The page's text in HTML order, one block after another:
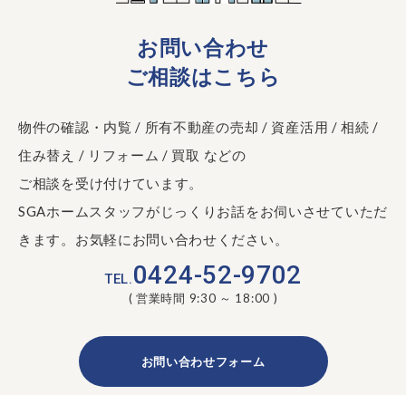
お問い合わせ
ご相談はこちら
物件の確認・内覧 / 所有不動産の売却 / 資産活用 / 相続 /
住み替え / リフォーム / 買取 などの
ご相談を受け付けています。
SGAホームスタッフがじっくりお話をお伺いさせていただ
きます。お気軽にお問い合わせください。
TEL.0424-52-9702
( 営業時間 9:30 ～ 18:00 )
お問い合わせフォーム